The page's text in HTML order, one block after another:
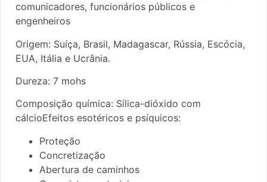
comunicadores, funcionários públicos e
engenheiros
Origem: Suíça, Brasil, Madagascar, Rússia, Escócia,
EUA, Itália e Ucrânia.
Dureza: 7 mohs
Composição química: Sílica-dióxido com
cálcioEfeitos esotéricos e psíquicos:
Proteção
Concretização
Abertura de caminhos